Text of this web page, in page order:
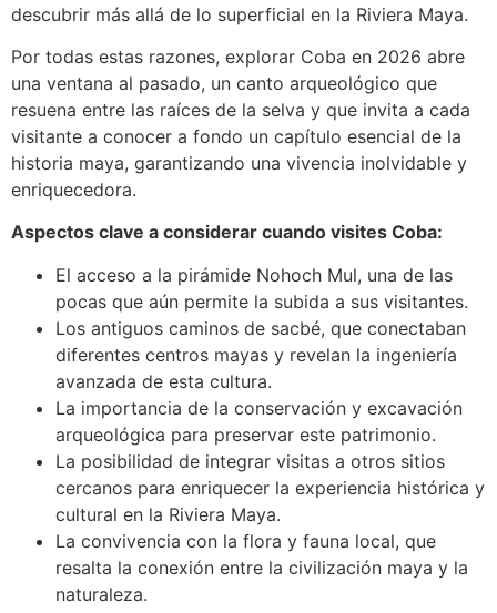
descubrir más allá de lo superficial en la Riviera Maya.
Por todas estas razones, explorar Coba en 2026 abre
una ventana al pasado, un canto arqueológico que
resuena entre las raíces de la selva y que invita a cada
visitante a conocer a fondo un capítulo esencial de la
historia maya, garantizando una vivencia inolvidable y
enriquecedora.
Aspectos clave a considerar cuando visites Coba:
El acceso a la pirámide Nohoch Mul, una de las
pocas que aún permite la subida a sus visitantes.
Los antiguos caminos de sacbé, que conectaban
diferentes centros mayas y revelan la ingeniería
avanzada de esta cultura.
La importancia de la conservación y excavación
arqueológica para preservar este patrimonio.
La posibilidad de integrar visitas a otros sitios
cercanos para enriquecer la experiencia histórica y
cultural en la Riviera Maya.
La convivencia con la flora y fauna local, que
resalta la conexión entre la civilización maya y la
naturaleza.